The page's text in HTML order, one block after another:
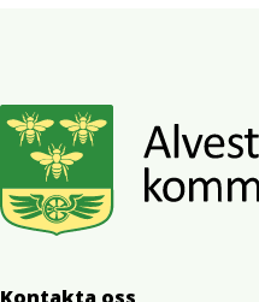
Kontakta oss